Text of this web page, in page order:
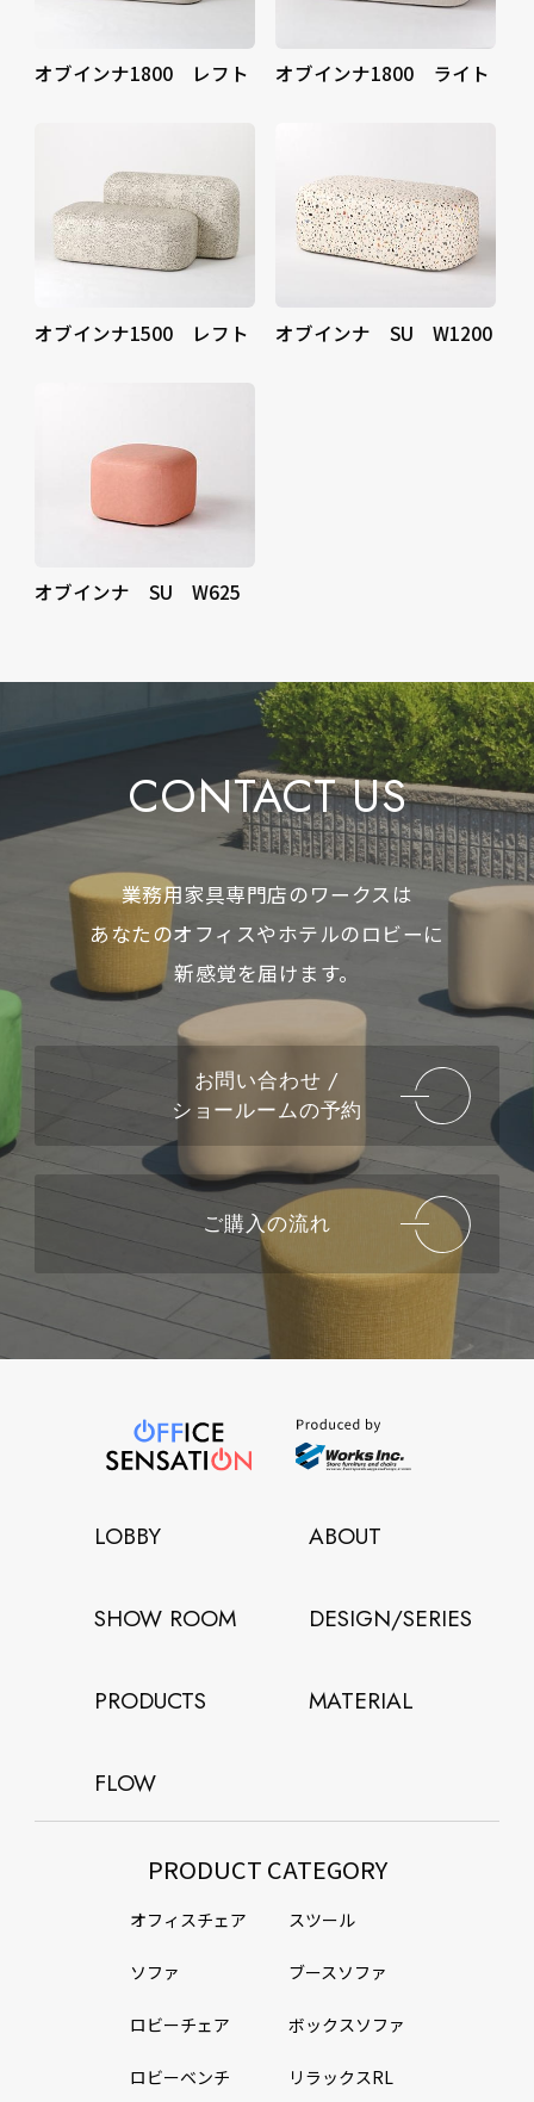
オブインナ1800 レフト オブインナ1800 ライト
オブインナ1500 レフト オブインナ SU W1200
オブインナ SU W625
CONTACT US
業務用家具専門店のワークスは
あなたのオフィスやホテルのロビーに
新感覚を届けます。
お問い合わせ /
ショールームの予約
ご購入の流れ
LOBBY ABOUT
SHOW ROOM DESIGN/SERIES
PRODUCTS MATERIAL
FLOW
PRODUCT CATEGORY
オフィスチェア スツール
ソファ ブースソファ
ロビーチェア ボックスソファ
ロビーベンチ リラックスRL